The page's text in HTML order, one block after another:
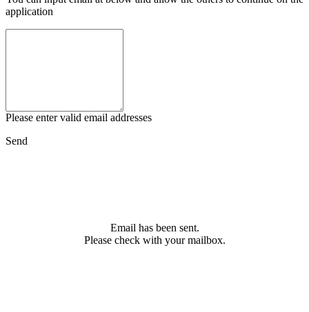
application
Please enter valid email addresses
Send
Email has been sent.
Please check with your mailbox.